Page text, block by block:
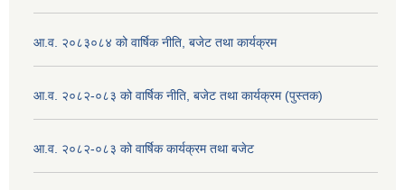
आ.व. २०८३०८४ को वार्षिक नीति, बजेट तथा कार्यक्रम
आ.व. २०८२-०८३ को वार्षिक नीति, बजेट तथा कार्यक्रम (पुस्तक)
आ.व. २०८२-०८३ को वार्षिक कार्यक्रम तथा बजेट